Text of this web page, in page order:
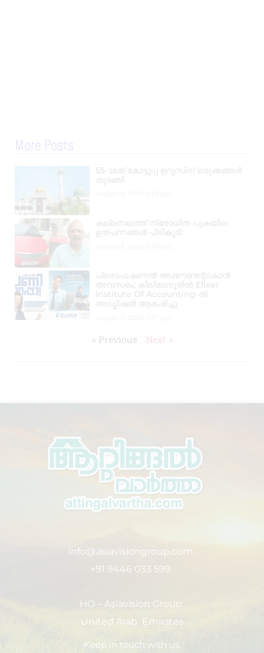
More Posts
55-ാമത് കോട്ടുപ്പ ഉറൂസിന് ഒരുക്കങ്ങൾ
തുടങ്ങി
കല്ലമ്പലത്ത് നിരോധിത പുകയില
ഉത്പന്നങ്ങൾ പിടികൂടി.
പ്രൊഫഷണൽ അക്കൗണ്ടന്റാകാൻ
അവസരം; കിലിമാനൂരിൽ Elixer
Institute Of Accounting-ൽ
അഡ്മിഷൻ ആരംഭിച്ചു
« Previous Next »
info@asiavisiongroup.com
+91 9446 033 599
HO – Asiavision Group
United Arab Emirates
Keep in touch with us.